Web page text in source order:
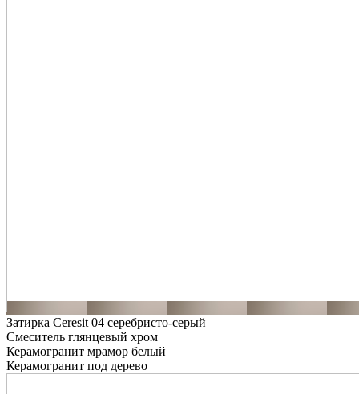
Затирка Ceresit 04 серебристо-серый
Смеситель глянцевый хром
Керамогранит мрамор белый
Керамогранит под дерево